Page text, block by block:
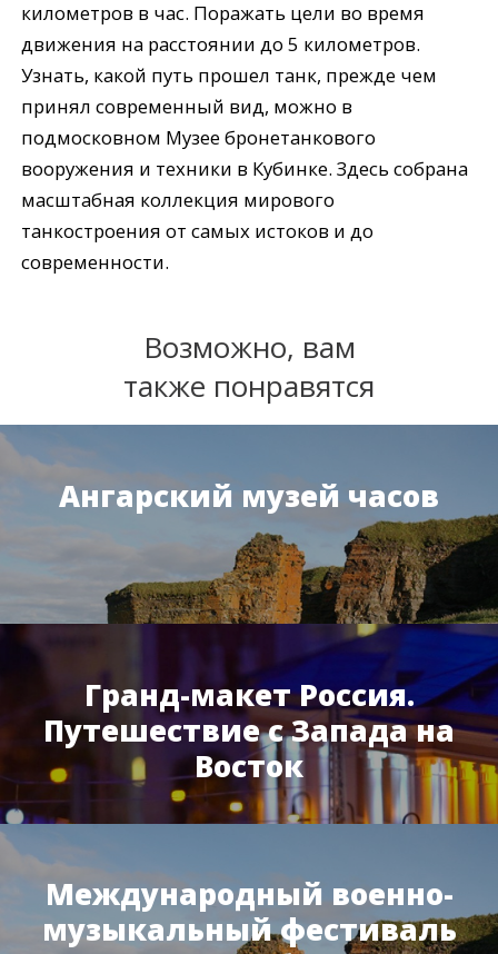
километров в час. Поражать цели во время
движения на расстоянии до 5 километров.
Узнать, какой путь прошел танк, прежде чем
принял современный вид, можно в
подмосковном Музее бронетанкового
вооружения и техники в Кубинке. Здесь собрана
масштабная коллекция мирового
танкостроения от самых истоков и до
современности.
Возможно, вам
также понравятся
Ангарский музей часов
Гранд-макет Россия.
Путешествие с Запада на
Восток
Международный военно-
музыкальный фестиваль